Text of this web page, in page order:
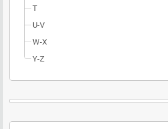
T
U-V
W-X
Y-Z